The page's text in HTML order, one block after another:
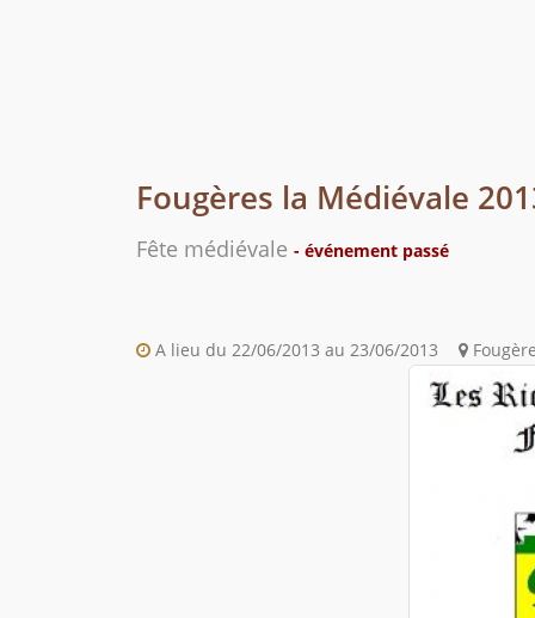
Fougères la Médiévale
Fête médiévale - événement passé
A lieu du 22/06/2013 au 23/06/2013